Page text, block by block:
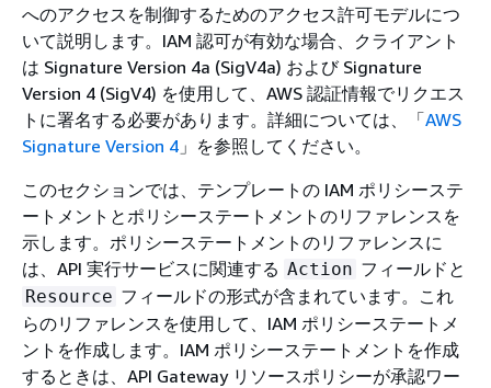
へのアクセスを制御するためのアクセス許可モデルにつ
いて説明します。IAM 認可が有効な場合、クライアント
は Signature Version 4a (SigV4a) および Signature
Version 4 (SigV4) を使用して、AWS 認証情報でリクエス
トに署名する必要があります。詳細については、「AWS
Signature Version 4 」を参照してください。
このセクションでは、テンプレートの IAM ポリシーステ
ートメントとポリシーステートメントのリファレンスを
示します。ポリシーステートメントのリファレンスに
は、API 実行サービスに関連する Action フィールドと
Resource フィールドの形式が含まれています。これ
らのリファレンスを使用して、IAM ポリシーステートメ
ントを作成します。IAM ポリシーステートメントを作成
するときは、API Gateway リソースポリシーが承認ワー